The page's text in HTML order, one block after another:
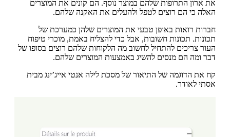
את ארון התרופות שלהם במוצר נוסף. הם קונים את המוצרים
האלה כי הם רוצים לטפל ולהעלים את האקנה שלהם.
חברות רואות באופן טבעי את המוצרים שלהן כמערכת של
תכונות. תכונות חשובות, אבל כדי להצליח באמת, מוכרי טיפוח
העור צריכים להתחיל לחשוב מה הלקוחות שלהם רוצים בסופו של
דבר ומה הם מנסים להשיג באמצעות המוצרים שלהם.
קח את הדוגמה של התיאור של מסכת לילה אנטי אייג’ינג מבית
אסתי לאודר.